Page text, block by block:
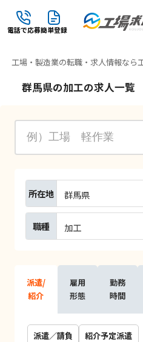
電話で応募簡単登録
工場・製造業の転職・求人情報なら
群馬県の加工の求人一覧
所在地 群馬県
職種 加工
派遣/
紹介
雇用
形態
勤務
時間
派遣／請負 紹介予定派遣